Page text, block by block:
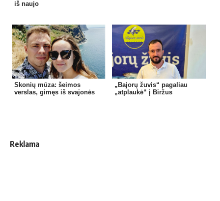
iš naujo
Skonių mūza: šeimos
verslas, gimęs iš svajonės
„Bajorų žuvis“ pagaliau
„atplaukė“ į Biržus
Reklama